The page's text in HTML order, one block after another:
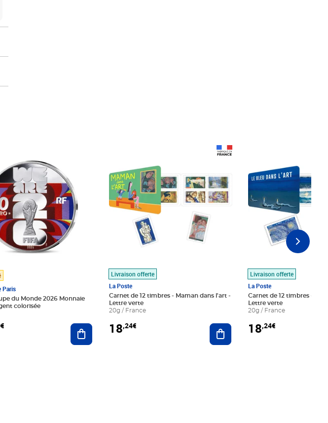
Paris
du Monde 2026 Monnaie
colorisée
Ajouter au panier
Livraison offerte
La Poste
Carnet de 12 timbres - Maman dans l'art -
Lettre verte
20g / France
18,24€ Ajouter au panier
Livraison offerte
La Poste
Carnet de 12 timbres - Le
Lettre verte
20g / France
18,24€